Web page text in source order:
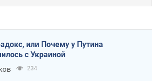
или Почему у Путина
с Украиной
234